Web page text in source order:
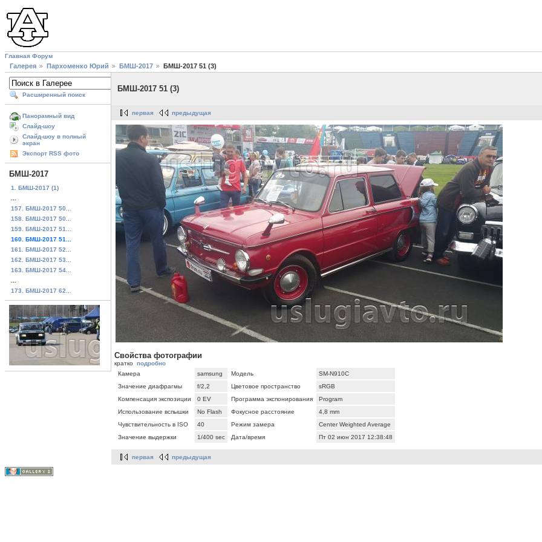
Главная Форум
Галерея Пархоменко Юрий БМШ-2017 БМШ-2017 51 (3)
Расширенный поиск
Панорамный вид
Слайд-шоу
Слайд-шоу в полный
экран
Экспорт RSS фото
БМШ-2017
1. БМШ-2017 (1)
157. БМШ-2017 50...
158. БМШ-2017 50...
159. БМШ-2017 51...
160. БМШ-2017 51...
161. БМШ-2017 52...
162. БМШ-2017 53...
163. БМШ-2017 54...
173. БМШ-2017 62...
БМШ-2017 51 (3)
первая предыдущая
Свойства фотографии
кратко подробно
Камера
samsung Модель
SM-N910C
Значение диафрагмы
f/2,2 Цветовое пространство
sRGB
Компенсация экспозиции
0 EV Программа экспонирования
Program
Использование вспышки
No Flash Фокусное расстояние
4,8 mm
Чувствительность в ISO
40 Режим замера
Center Weighted Average
Значение выдержки
1/400 sec Дата/время Пт 02 июн 2017 12:38:48
первая предыдущая